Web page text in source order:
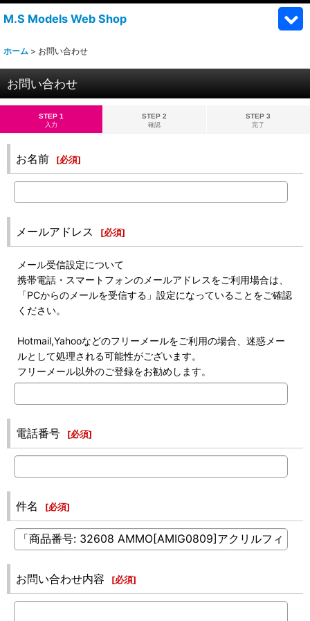
M.S Models Web Shop
ホーム > お問い合わせ
お問い合わせ
STEP 1
入力
STEP 2
確認
STEP 3
完了
お名前 [必須]
メールアドレス [必須]
メール受信設定について
携帯電話・スマートフォンのメールアドレスをご利用場合は、
「PCからのメールを受信する」設定になっていることをご確認
ください。
Hotmail,Yahooなどのフリーメールをご利用の場合、迷惑メー
ルとして処理される可能性がございます。
フリーメール以外のご登録をお勧めします。
電話番号 [必須]
件名 [必須]
お問い合わせ内容 [必須]